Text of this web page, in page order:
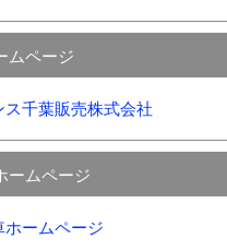
ムページ
ス千葉販売株式会社
ームページ
ホームページ